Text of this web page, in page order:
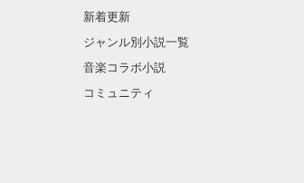
新着更新
ジャンル別小説一覧
音楽コラボ小説
コミュニティ